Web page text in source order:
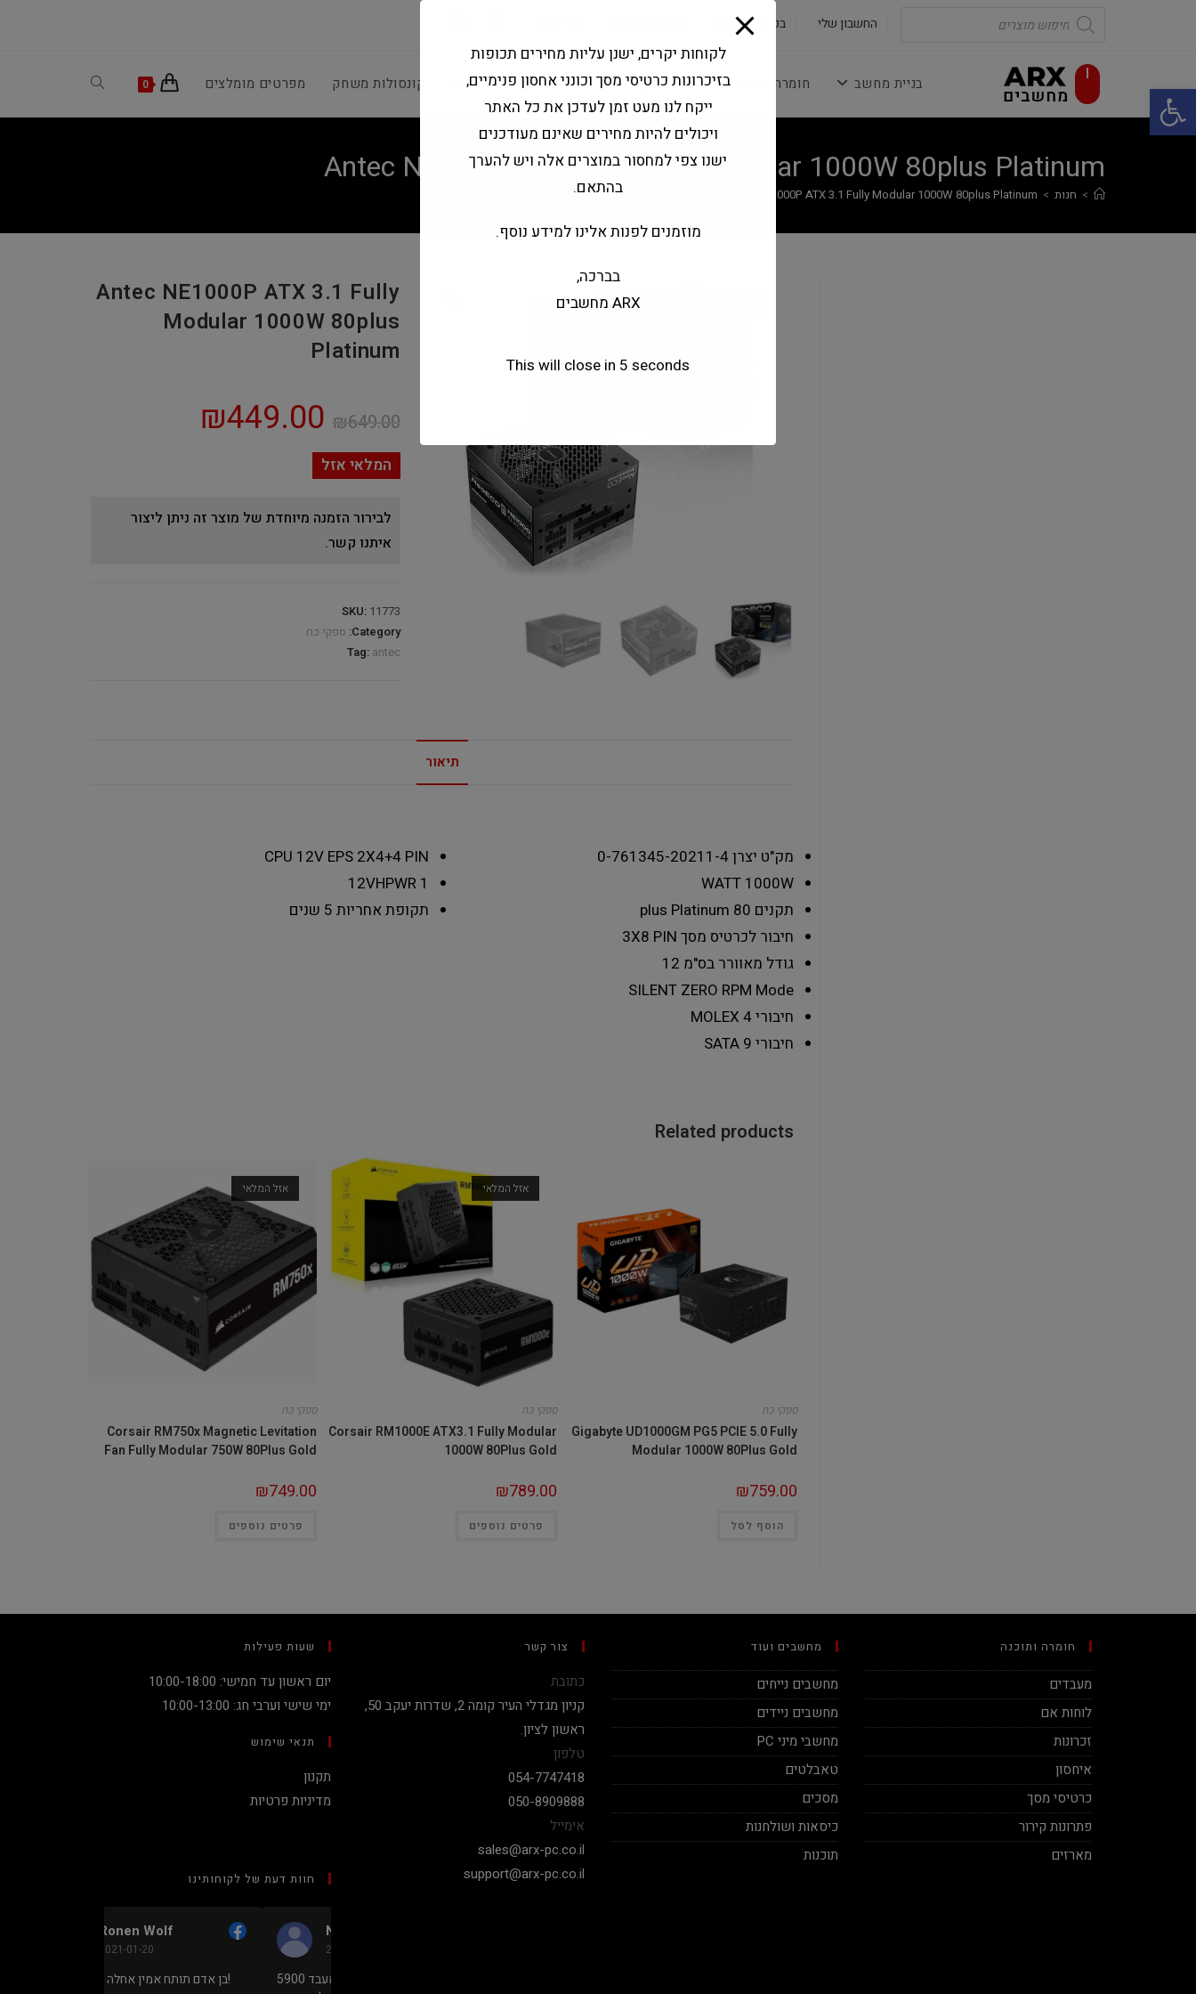
פתח סרגל נגישות
Products
search החשבון שלי בקשה להצעה
בניית מחשב חומרה ותוכנה ציוד היקפי מחשבים וטאבלטים קונסולות משחק מפרטים מומלצים 0
Toggle
Antec NE1000P ATX 3.1 Fully Modular 1000W 80plus Platinum
> חנות >
Antec NE1000P ATX 3.1 Fully Modular 1000W 80plus Platinum
Antec NE1000P ATX 3.1 Fully
Modular 1000W 80plus
Platinum
₪649.00
₪449.00
המלאי אזל
לבירור הזמנה מיוחדת של מוצר זה ניתן ליצור
איתנו קשר.
SKU: 11773
Category: ספקי כח
Tag: antec
תיאור
מק"ט יצרן0-761345-20211-4
WATT 1000W
תקנים 80 plus Platinum
חיבור לכרטיס מסך 3X8 PIN
גודל מאוורר בס"מ 12
SILENT ZERO RPM Mode
חיבורי MOLEX4
חיבורי SATA 9
CPU 12V EPS 2X4+4 PIN
12VHPWR 1
תקופת אחריות 5 שנים
Related products
ספקי כח
Gigabyte UD1000GM PG5 PCIE 5.0 Fully
Modular 1000W 80Plus Gold
₪759.00
הוסף לסל
אזל המלאי
ספקי כח
Corsair RM1000E ATX3.1 Fully Modular
1000W 80Plus Gold
₪789.00
פרטים נוספים
אזל המלאי
ספקי כח
Corsair RM750x Magnetic Levitation
Fan Fully Modular 750W 80Plus Gold
₪749.00
פרטים נוספים
חומרה ותוכנה
מעבדים
לוחות אם
זכרונות
איחסון
כרטיסי מסך
פתרונות קירור
מארזים
מחשבים ועוד
מחשבים נייחים
מחשבים ניידים
מחשבי מיני PC
טאבלטים
מסכים
כיסאות ושולחנות
תוכנות
צור קשר
כתובת
קניון מגדלי העיר קומה 2, שדרות יעקב 50,
ראשון לציון.
טלפון
054-7747418
050-8909888
אימייל
sales@arx-pc.co.il
support@arx-pc.co.il
שעות פעילות
יום ראשון עד חמישי: 10:00-18:00
ימי שישי וערבי חג: 10:00-13:00
תנאי שימוש
תקנון
מדיניות פרטיות
חוות דעת של לקוחותינו
Nadav Peket
מחיר נמוך והוגן למעבד 5900X בלי
לקוחות יקרים, ישנן עליות מחירים תכופות
בזיכרונות כרטיסי מסך וכונני אחסון פנימיים,
ייקח לנו מעט זמן לעדכן את כל האתר
ויכולים להיות מחירים שאינם מעודכנים
ישנו צפי למחסור במוצרים אלה ויש להערך
בהתאם.
מוזמנים לפנות אלינו למידע נוסף.
בברכה,
ARX מחשבים
This will close in 5 seconds